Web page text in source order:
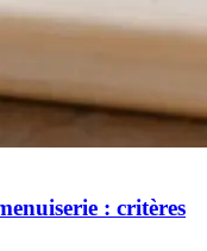
: critères